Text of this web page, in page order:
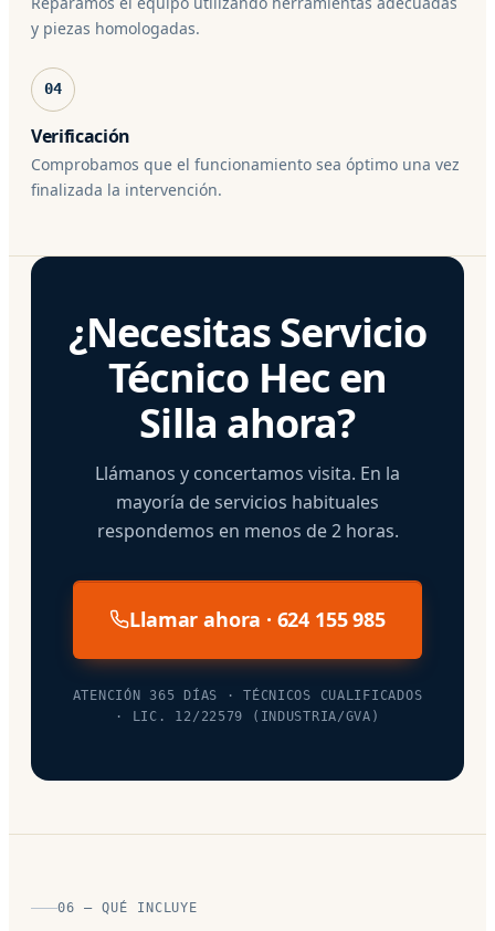
y piezas homologadas.
04
Verificación
Comprobamos que el funcionamiento sea óptimo una vez
finalizada la intervención.
¿Necesitas Servicio
Técnico Hec en
Silla ahora?
Llámanos y concertamos visita. En la
mayoría de servicios habituales
respondemos en menos de 2 horas.
Llamar ahora · 624 155 985
ATENCIÓN 365 DÍAS · TÉCNICOS CUALIFICADOS
· LIC. 12/22579 (INDUSTRIA/GVA)
06 — QUÉ INCLUYE